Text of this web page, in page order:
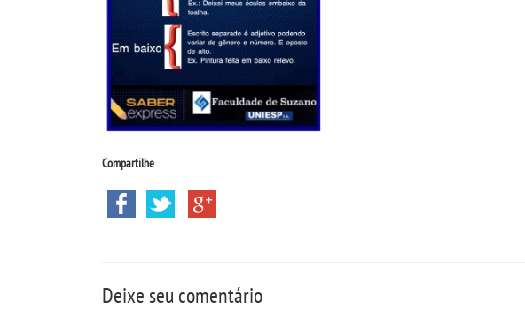
Compartilhe
Deixe seu comentário